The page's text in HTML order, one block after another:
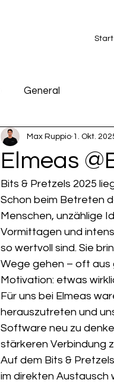
Start
General
Elmeas
Max Ruppio 1. Okt.
Bits & Pretzels 2025
Schon beim Betreten
Menschen, unzählige
Vormittagen und
so wertvoll sind. Sie
Wege gehen – oft aus
Motivation: etwas
Für uns bei Elmeas
herauszutreten und
Software neu zu
stärkeren Verbindung
Auf dem Bits &
im direkten Austausch